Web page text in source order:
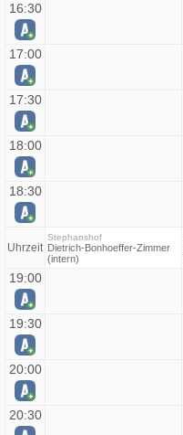
16:30
17:00
17:30
18:00
18:30
Uhrzeit
Stephanshof
Dietrich-Bonhoeffer-Zimmer
(intern)
19:00
19:30
20:00
20:30